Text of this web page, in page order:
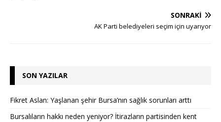
SONRAKI
AK Parti belediyeleri seçim için uyarıyor
SON YAZILAR
Fikret Aslan: Yaşlanan şehir Bursa’nın sağlık sorunları arttı
Bursalıların hakkı neden yeniyor? İtirazların partisinden kent